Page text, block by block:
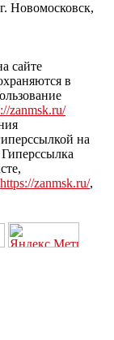
Новомосковск,
сайте
в
zanmsk.ru/
на
https://zanmsk.ru/,